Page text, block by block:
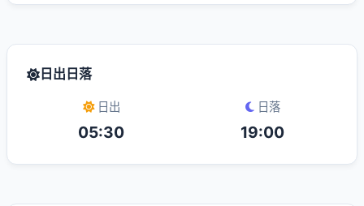
日出日落
日出
05:30
日落
19:00